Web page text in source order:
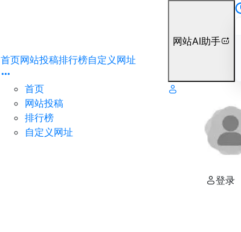
首页网站投稿排行榜自定义网址
首页
网站投稿
排行榜
自定义网址
网站AI助手
登录